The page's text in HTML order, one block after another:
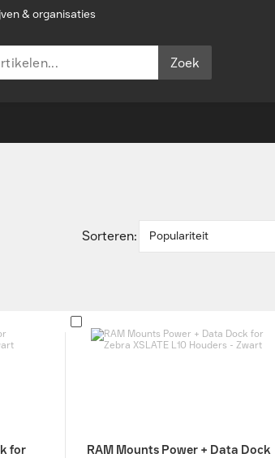
& organisaties
Zoek
Sorteren: Populariteit
for
RAM Mounts Power + Data Dock